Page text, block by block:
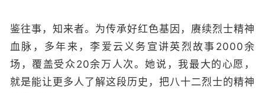
鉴往事，知来者。为传承好红色基因，赓续烈士精神
血脉，多年来，李爱云义务宣讲英烈故事2000余
场，覆盖受众20余万人次。她说，我最大的心愿，
就是能让更多人了解这段历史，把八十二烈士的精神